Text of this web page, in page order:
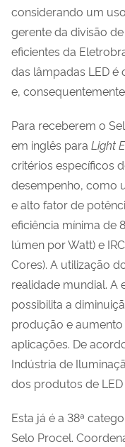
considerando um
gerente da divisão
eficientes da
das lâmpadas LED
e,
Para receberem o
em inglês para Light
critérios específicos
desempenho, como
e alto fator de
eficiência mínima de
lúmen por Watt) e
Cores). A utilização
realidade mundial. A
possibilita a
produção e
aplicações. De
Indústria de
dos produtos de
Esta já é a 38ª
Selo Procel.